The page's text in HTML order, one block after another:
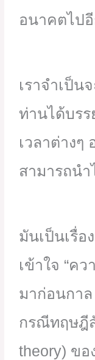
อนาคตไป
เราจำเป็น
ท่านได้บรร
เวลาต่างๆ
สามารถน
มันเป็นเรื่อ
เข้าใจ “คว
มาก่อนกาล
กรณีทฤษฎี
theory) ขอ